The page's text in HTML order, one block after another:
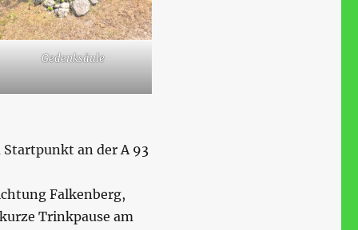
Gedenksäule
an der A 93
Falkenberg,
Trinkpause am